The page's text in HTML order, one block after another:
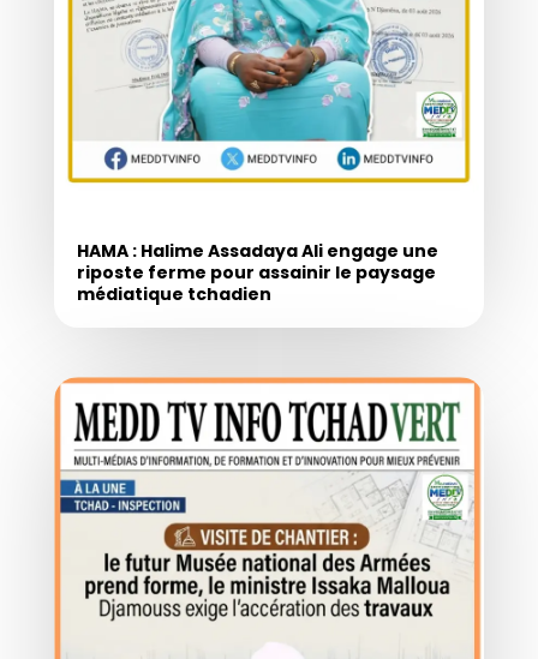
HAMA : Halime Assadaya Ali engage une
riposte ferme pour assainir le paysage
médiatique tchadien